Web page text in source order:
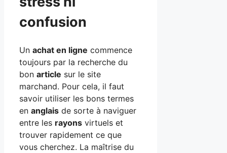
confusion
Un achat en ligne commence
toujours par la recherche du
bon article sur le site
marchand. Pour cela, il faut
savoir utiliser les bons termes
en anglais de sorte à naviguer
entre les rayons virtuels et
trouver rapidement ce que
vous cherchez. La maîtrise du